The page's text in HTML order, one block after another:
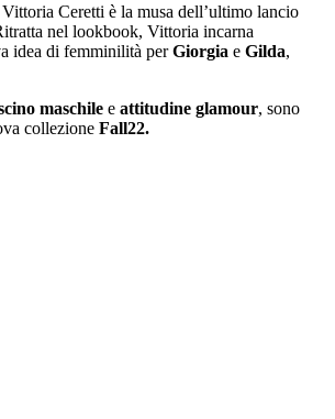
Ceretti è la musa dell’ultimo lancio
nel lookbook, Vittoria incarna
idea di femminilità perGiorgia e Gilda,
maschile e attitudine glamour, sono
collezione Fall22.